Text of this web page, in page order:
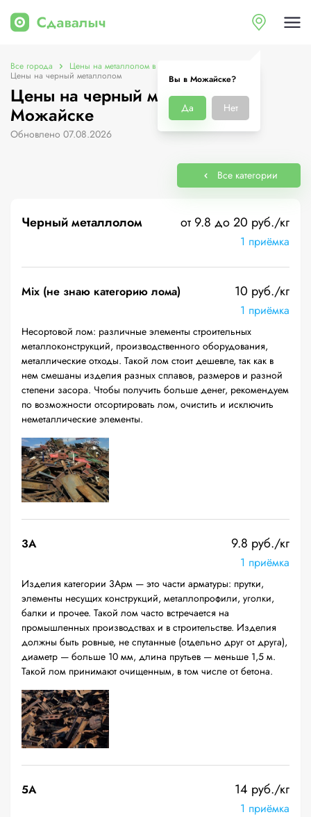
Вы в Можайске?
Да Нет
Все города Цены на металлолом в Можайске
Цены на черный металлолом
Цены на черный металлолом в
Можайске
Обновлено 07.08.2026
Все категории
Черный металлолом от 9.8 до 20 руб./кг
1 приёмка
Mix (не знаю категорию лома) 10 руб./кг
1 приёмка
Несортовой лом: различные элементы строительных
металлоконструкций, производственного оборудования,
металлические отходы. Такой лом стоит дешевле, так как в
нем смешаны изделия разных сплавов, размеров и разной
степени засора. Чтобы получить больше денег, рекомендуем
по возможности отсортировать лом, очистить и исключить
неметаллические элементы.
3А 9.8 руб./кг
1 приёмка
Изделия категории 3Арм — это части арматуры: прутки,
элементы несущих конструкций, металлопрофили, уголки,
балки и прочее. Такой лом часто встречается на
промышленных производствах и в строительстве. Изделия
должны быть ровные, не спутанные (отдельно друг от друга),
диаметр — больше 10 мм, длина прутьев — меньше 1,5 м.
Такой лом принимают очищенным, в том числе от бетона.
5А 14 руб./кг
1 приёмка